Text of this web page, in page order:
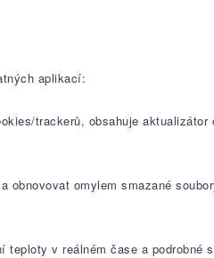
aplikací:
trackerů, obsahuje aktualizátor
omylem smazané
v reálném čase a podrobné